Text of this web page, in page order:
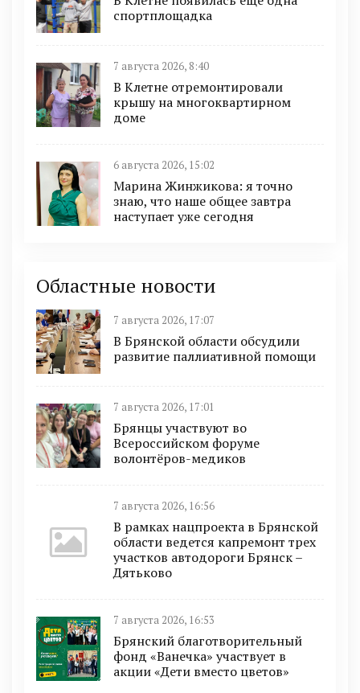
спортплощадка
7 августа 2026, 8:40
В Клетне отремонтировали
крышу на многоквартирном
доме
6 августа 2026, 15:02
Марина Жинжикова: я точно
знаю, что наше общее завтра
наступает уже сегодня
Областные новости
7 августа 2026, 17:07
В Брянской области обсудили
развитие паллиативной помощи
7 августа 2026, 17:01
Брянцы участвуют во
Всероссийском форуме
волонтёров-медиков
7 августа 2026, 16:56
В рамках нацпроекта в Брянской
области ведется капремонт трех
участков автодороги Брянск –
Дятьково
7 августа 2026, 16:53
Брянский благотворительный
фонд «Ванечка» участвует в
акции «Дети вместо цветов»